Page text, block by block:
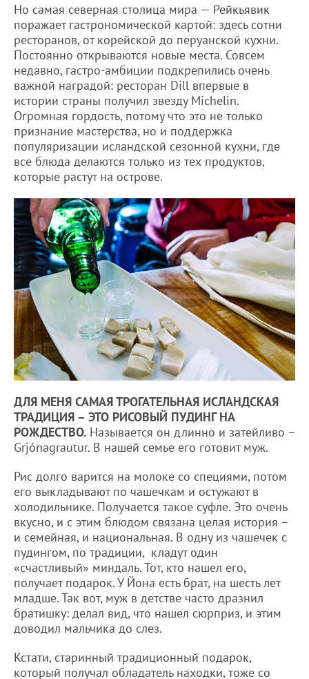
Но самая северная столица мира — Рейкьявик
поражает гастрономической картой: здесь сотни
ресторанов, от корейской до перуанской кухни.
Постоянно открываются новые места. Совсем
недавно, гастро-амбиции подкрепились очень
важной наградой: ресторан Dill впервые в
истории страны получил звезду Michelin.
Огромная гордость, потому что это не только
признание мастерства, но и поддержка
популяризации исландской сезонной кухни, где
все блюда делаются только из тех продуктов,
которые растут на острове.
ДЛЯ МЕНЯ САМАЯ ТРОГАТЕЛЬНАЯ ИСЛАНДСКАЯ
ТРАДИЦИЯ – ЭТО РИСОВЫЙ ПУДИНГ НА
РОЖДЕСТВО. Называется он длинно и затейливо –
Grjónagrautur. В нашей семье его готовит муж.
Рис долго варится на молоке со специями, потом
его выкладывают по чашечкам и остужают в
холодильнике. Получается такое суфле. Это очень
вкусно, и с этим блюдом связана целая история –
и семейная, и национальная. В одну из чашечек с
пудингом, по традиции, кладут один
«счастливый» миндаль. Тот, кто нашел его,
получает подарок. У Йона есть брат, на шесть лет
младше. Так вот, муж в детстве часто дразнил
братишку: делал вид, что нашел сюрприз, и этим
доводил мальчика до слез.
Кстати, старинный традиционный подарок,
который получал обладатель находки, тоже со